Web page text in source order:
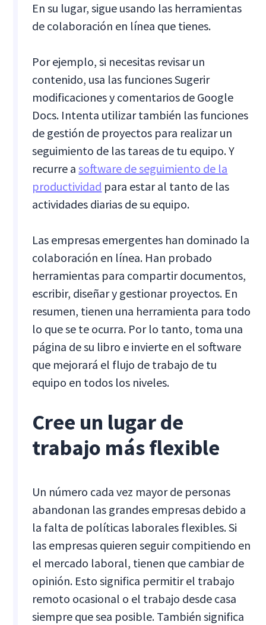
En su lugar, sigue usando las herramientas
de colaboración en línea que tienes.
Por ejemplo, si necesitas revisar un
contenido, usa las funciones Sugerir
modificaciones y comentarios de Google
Docs. Intenta utilizar también las funciones
de gestión de proyectos para realizar un
seguimiento de las tareas de tu equipo. Y
recurre asoftware de seguimiento de la
productividad para estar al tanto de las
actividades diarias de su equipo.
Las empresas emergentes han dominado la
colaboración en línea. Han probado
herramientas para compartir documentos,
escribir, diseñar y gestionar proyectos. En
resumen, tienen una herramienta para todo
lo que se te ocurra. Por lo tanto, toma una
página de su libro e invierte en el software
que mejorará el flujo de trabajo de tu
equipo en todos los niveles.
Cree un lugar de
trabajo más flexible
Un número cada vez mayor de personas
abandonan las grandes empresas debido a
la falta de políticas laborales flexibles. Si
las empresas quieren seguir compitiendo en
el mercado laboral, tienen que cambiar de
opinión. Esto significa permitir el trabajo
remoto ocasional o el trabajo desde casa
siempre que sea posible. También significa